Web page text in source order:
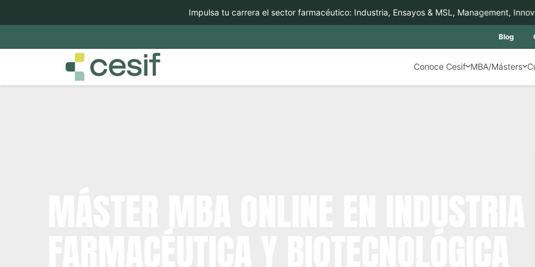
Impulsa tu carrera el sector farmacéutico: Industria, Ensayos & MSL, Management,
Blog
Conoce Cesif MBA/Másters